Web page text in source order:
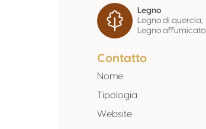
Legno
Legno di quercia,
Legno affumicato
Contatto
Nome
Tipologia
Website